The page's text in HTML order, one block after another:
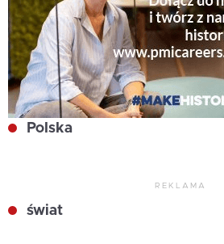
Polska
REKLAMA
świat